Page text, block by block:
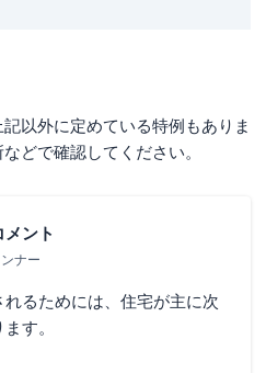
以外に定めている特例もありま
どで確認してください。
ント
ナー
るためには、住宅が主に次
す。